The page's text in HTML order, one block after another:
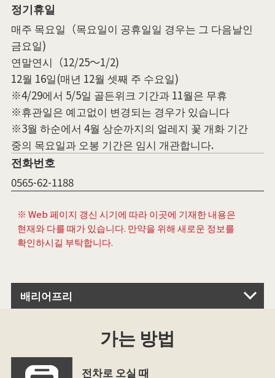
정기휴일
매주 목요일（목요일이 공휴일일 경우는 그 다음날인
금요일)
연말연시（12/25～1/2)
12월 16일(매년 12월 셋째 주 수요일)
※4/29에서 5/5일 골든위크 기간과 11월은 무휴
※휴관일은 예고없이 변경되는 경우가 있습니다
※3월 하순에서 4월 상순까지의 얼레지 꽃 개화 기간
중의 목요일과 오봉 기간은 임시 개관합니다.
전화번호
0565-62-1188
※ Web 페이지 갱신 시기에 따라 이곳에 기재한 내용은
현재와 다를 때가 있습니다. 만약을 위해 새로운 정보를
확인하시길 부탁합니다.
배리어프리
가는 방법
전차로 오실 때